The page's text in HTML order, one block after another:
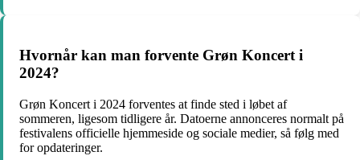
Hvornår kan man forvente Grøn Koncert i
2024?
Grøn Koncert i 2024 forventes at finde sted i løbet af
sommeren, ligesom tidligere år. Datoerne annonceres normalt på
festivalens officielle hjemmeside og sociale medier, så følg med
for opdateringer.